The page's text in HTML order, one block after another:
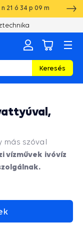
n 21 ó 34 p 08 m
Keresés
más szóval
vízművek ivóvíz